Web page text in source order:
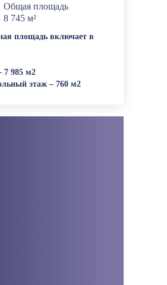
Общая площадь
8 745 м²
площадь включает в
7 985 м2
этаж – 760 м2